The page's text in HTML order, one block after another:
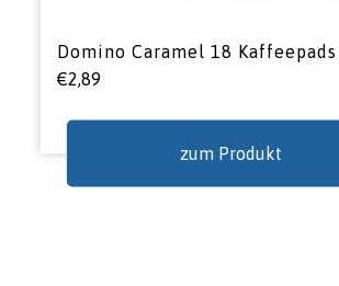
Domino Caramel 18 Kaffeepads
€2,89
zum Produkt